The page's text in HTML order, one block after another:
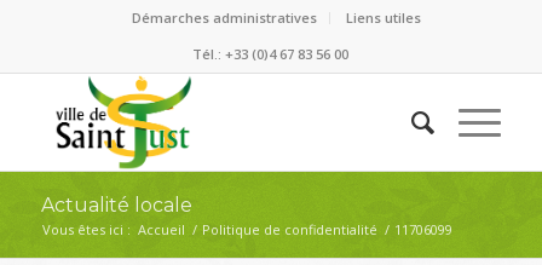
Démarches administratives
Liens utiles
Tél.: +33 (0)4 67 83 56 00
Actualité locale
Vous êtes ici : Accueil / Politique de confidentialité / 11706099